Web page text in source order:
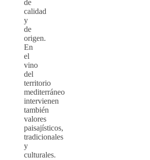
de
calidad
y
de
origen.
En
el
vino
del
territorio
mediterráneo
intervienen
también
valores
paisajísticos,
tradicionales
y
culturales.